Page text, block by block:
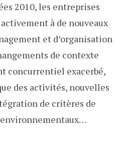
2010, les entreprises
à de nouveaux
et d’organisation
de contexte
concurrentiel exacerbé,
des activités, nouvelles
de critères de